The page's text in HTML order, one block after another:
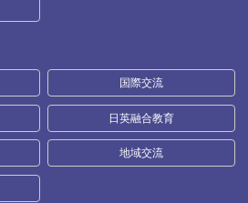
国際交流
日英融合教育
地域交流